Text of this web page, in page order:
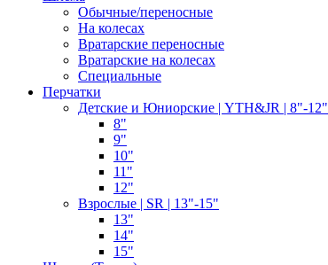
Обычные/переносные
На колесах
Вратарские переносные
Вратарские на колесах
Специальные
Перчатки
Детские и Юниорские | YTH&JR | 8"-12"
8"
9"
10"
11"
12"
Взрослые | SR | 13"-15"
13"
14"
15"